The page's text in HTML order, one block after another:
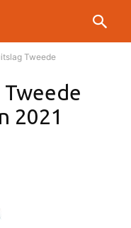
Tweede
2021